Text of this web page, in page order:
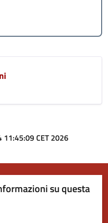
11:45:09 CET 2026
su questa